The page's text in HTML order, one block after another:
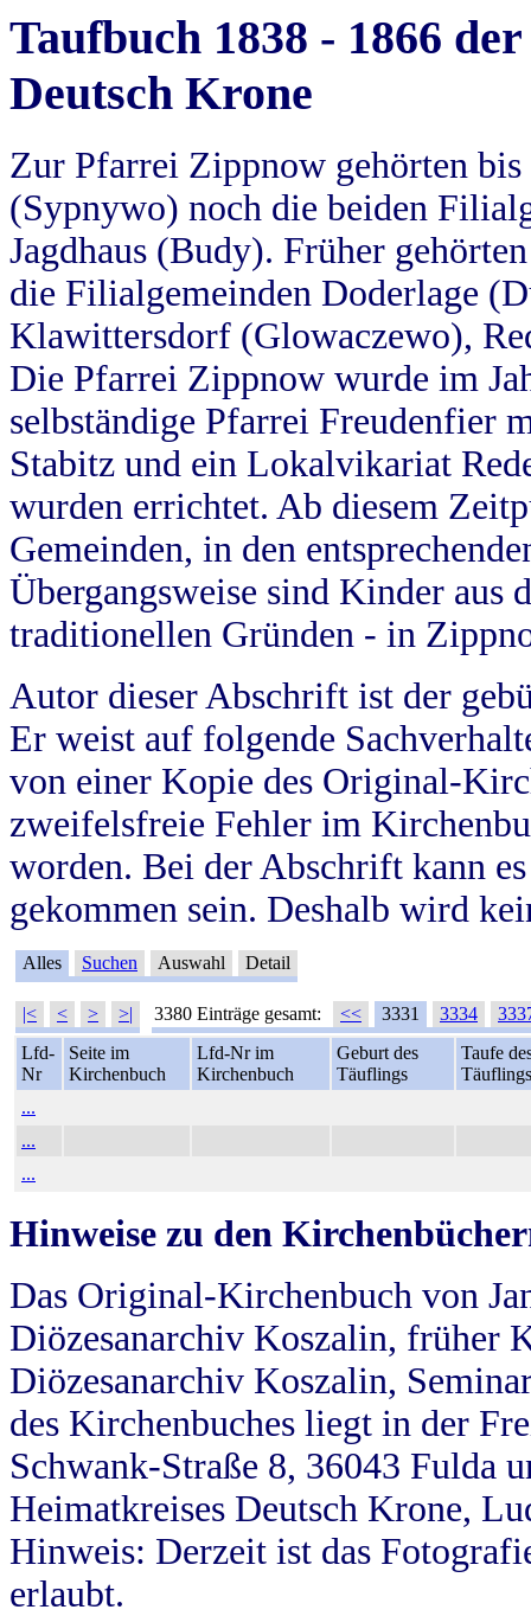
Taufbuch 1838 - 1866
Deutsch Krone
Zur Pfarrei Zippnow gehörten
(Sypnywo) noch die beiden
Jagdhaus (Budy). Früher
die Filialgemeinden Doderlage
Klawittersdorf (Glowaczewo),
Die Pfarrei Zippnow wurde im
selbständige Pfarrei Freudenfier
Stabitz und ein Lokalvikariat
wurden errichtet. Ab diesem
Gemeinden, in den
Übergangsweise sind Kinder aus
traditionellen Gründen - in
Autor dieser Abschrift ist der
Er weist auf folgende
von einer Kopie des Original-
zweifelsfreie Fehler im
worden. Bei der Abschrift kann
gekommen sein. Deshalb wird
Alles Suchen Auswahl Detail
|< < > >| 3380 Einträge gesamt: << 3331 3334
Lfd-
Nr
Seite im
Kirchenbuch
Lfd-Nr im
Kirchenbuch
Geburt des
Täuflings
Taufe
Täuflings
...
...
...
Hinweise zu den
Das Original-Kirchenbuch von
Diözesanarchiv Koszalin, früher
Diözesanarchiv Koszalin,
des Kirchenbuches liegt in der
Schwank-Straße 8, 36043 Fulda
Heimatkreises Deutsch Krone,
Hinweis: Derzeit ist das
erlaubt.